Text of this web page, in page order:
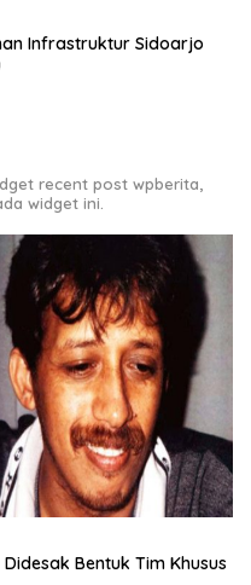
Infrastruktur Sidoarjo
recent post wpberita,
widget ini.
Bentuk Tim Khusus